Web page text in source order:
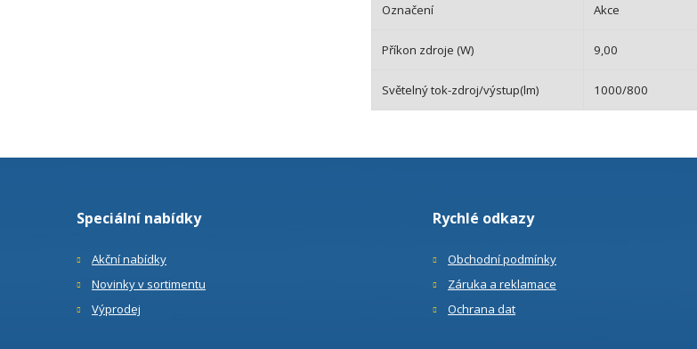
Označení Akce
Příkon zdroje (W) 9,00
Světelný tok-zdroj/výstup(lm) 1000/800
Speciální nabídky
Akční nabídky
Novinky v sortimentu
Výprodej
Rychlé odkazy
Obchodní podmínky
Záruka a reklamace
Ochrana dat